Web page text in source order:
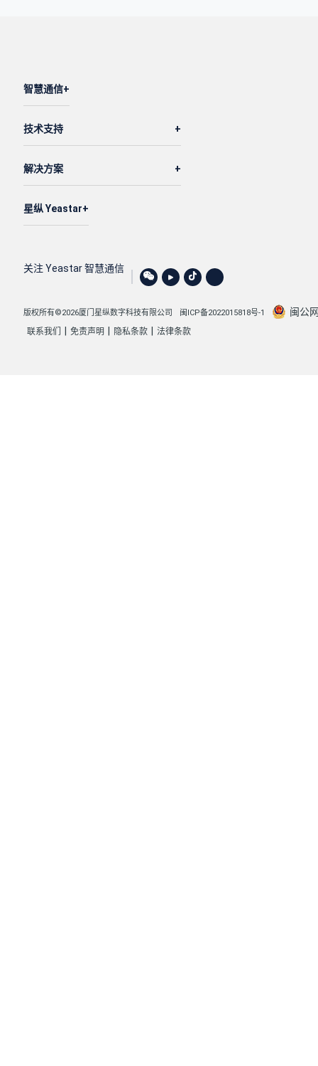
智慧通信
技术支持
解决方案
星纵 Yeastar
关注 Yeastar 智慧通信
版权所有©2026厦门星纵数字科技有限公司 闽ICP备2022015818号-1 闽公
联系我们 免责声明 隐私条款 法律条款